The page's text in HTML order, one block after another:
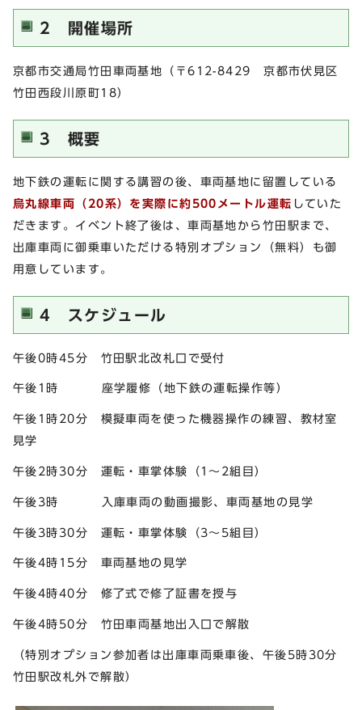
2 開催場所
京都市交通局竹田車両基地（〒612-8429 京都市伏見区
竹田西段川原町18）
3 概要
地下鉄の運転に関する講習の後、車両基地に留置している
烏丸線車両（20系）を実際に約500メートル運転 していた
だきます。イベント終了後は、車両基地から竹田駅まで、
出庫車両に御乗車いただける特別オプション（無料）も御
用意しています。
4 スケジュール
午後0時45分 竹田駅北改札口で受付
午後1時 座学履修（地下鉄の運転操作等）
午後1時20分 模擬車両を使った機器操作の練習、教材室
見学
午後2時30分 運転・車掌体験（1～2組目）
午後3時 入庫車両の動画撮影、車両基地の見学
午後3時30分 運転・車掌体験（3～5組目）
午後4時15分 車両基地の見学
午後4時40分 修了式で修了証書を授与
午後4時50分 竹田車両基地出入口で解散
（特別オプション参加者は出庫車両乗車後、午後5時30分
竹田駅改札外で解散）